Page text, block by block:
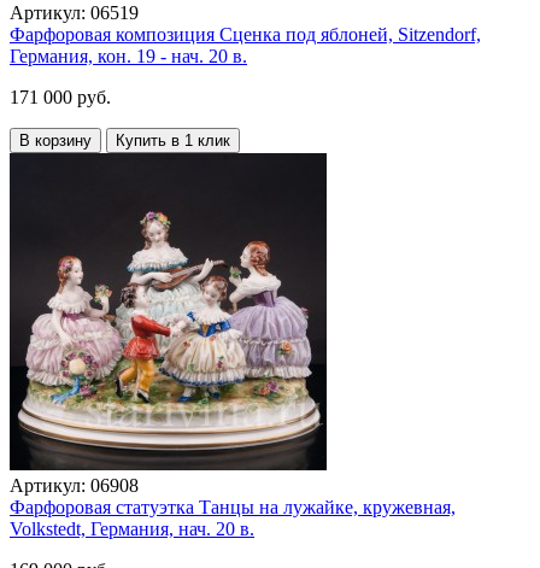
Артикул: 06519
Фарфоровая композиция Сценка под яблоней, Sitzendorf,
Германия, кон. 19 - нач. 20 в.
171 000 руб.
В корзину Купить в 1 клик
Артикул: 06908
Фарфоровая статуэтка Танцы на лужайке, кружевная,
Volkstedt, Германия, нач. 20 в.